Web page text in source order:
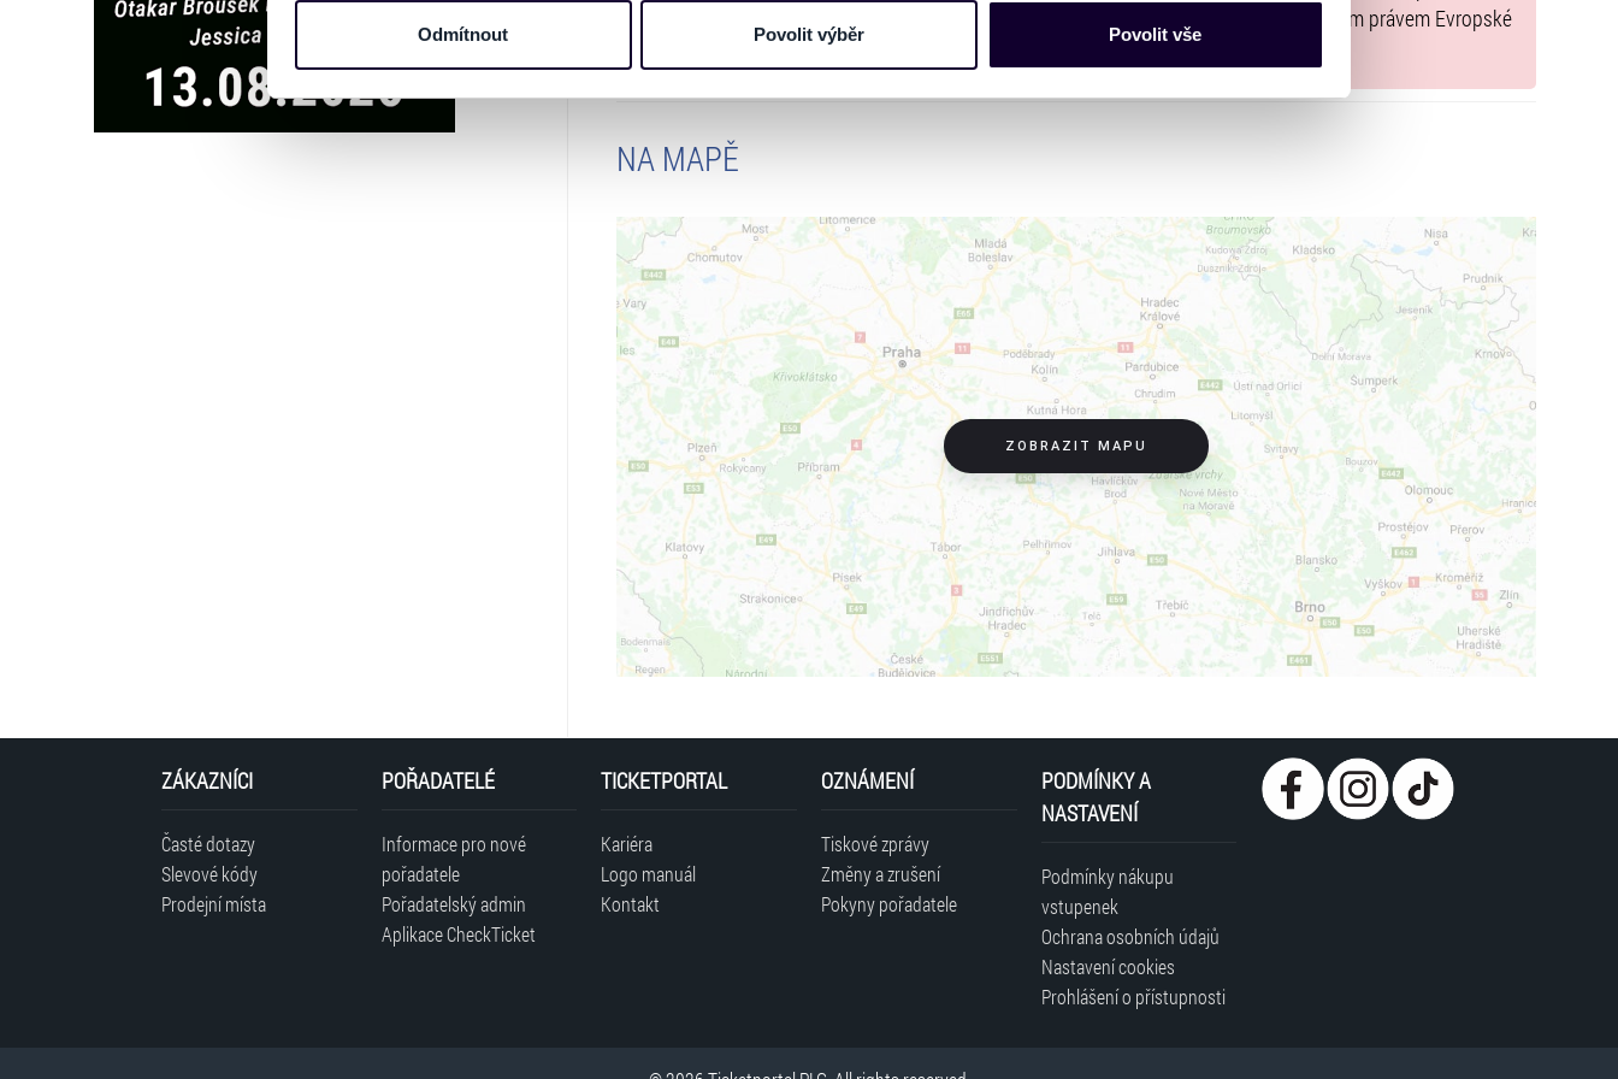
osobní údaje. Získané informace používáme např. k analýze návštěvnosti webu nebo k personalizaci obsahu a reklam.
můžete kdykoliv změnit v zápatí stránky v záložce „Cookies a jejich nastavení“.
Odmítnout Povolit výběr Povolit vše
www.ticketportal.cz pouze výrobky nebo služby, jež jsou v souladu s použitelným právem Evropské
NA MAPĚ
ZOBRAZIT MAPU
ZÁKAZNÍCI
Časté dotazy
Slevové kódy
Prodejní místa
POŘADATELÉ
Informace pro nové
pořadatele
Pořadatelský admin
Aplikace CheckTicket
TICKETPORTAL
Kariéra
Logo manuál
Kontakt
OZNÁMENÍ
Tiskové zprávy
Změny a zrušení
Pokyny pořadatele
PODMÍNKY A
NASTAVENÍ
Podmínky nákupu
vstupenek
Ochrana osobních údajů
Nastavení cookies
Prohlášení o přístupnosti